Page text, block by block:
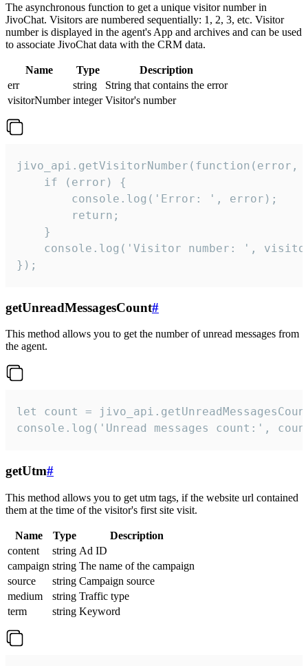
The asynchronous function to get a unique visitor number in
JivoChat. Visitors are numbered sequentially: 1, 2, 3, etc. Visitor
number is displayed in the agent's App and archives and can be used
to associate JivoChat data with the CRM data.
Name Type
Description
err
string
String that contains the error
visitorNumber integer Visitor's number
jivo_api.getVisitorNumber(function(error,
    if (error) {
        console.log('Error: ', error);
        return;
    }
console.log('Visitor number: ',
});
getUnreadMessagesCount#
This method allows you to get the number of unread messages from
the agent.
let count =
console.log('Unread messages count:',
getUtm#
This method allows you to get utm tags, if the website url contained
them at the time of the visitor's first site visit.
Name Type
Description
content
string Ad ID
campaign string The name of the campaign
source
string Campaign source
medium
string Traffic type
term
string Keyword